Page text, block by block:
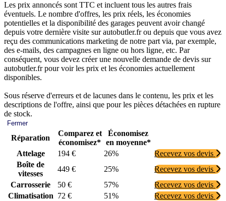
Les prix annoncés sont TTC et incluent tous les autres frais
éventuels. Le nombre d'offres, les prix réels, les économies
potentielles et la disponibilité des garages peuvent avoir changé
depuis votre dernière visite sur autobutler.fr ou depuis que vous avez
reçu des communications marketing de notre part via, par exemple,
des e-mails, des campagnes en ligne ou hors ligne, etc. Par
conséquent, vous devez créer une nouvelle demande de devis sur
autobutler.fr pour voir les prix et les économies actuellement
disponibles.
Sous réserve d'erreurs et de lacunes dans le contenu, les prix et les
descriptions de l'offre, ainsi que pour les pièces détachées en rupture
de stock.
Fermer
Réparation
Comparez et
économisez*
Économisez
en moyenne*
Attelage
194 € 26%
Recevez vos devis
Boîte de
vitesses
449 € 25%
Recevez vos devis
Carrosserie
50 € 57%
Recevez vos devis
Climatisation 72 € 51%
Recevez vos devis